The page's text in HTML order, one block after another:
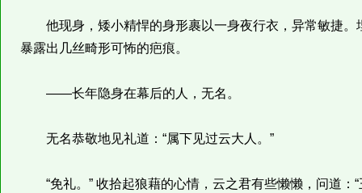
他现身，矮小精悍的身形裹以一身夜行衣，异常敏捷。
暴露出几丝畸形可怖的疤痕。
——长年隐身在幕后的人，无名。
无名恭敬地见礼道：“属下见过云大人。”
“免礼。” 收拾起狼藉的心情，云之君有些懒懒，问道：“